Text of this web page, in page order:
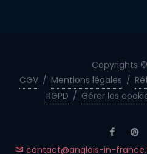
Copyrights ©
CGV / Mentions légales /
RGPD / Gérer les
contact@anglais-in-